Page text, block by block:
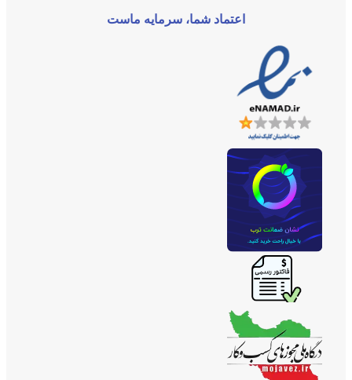
اعتماد شما، سرمایه ماست